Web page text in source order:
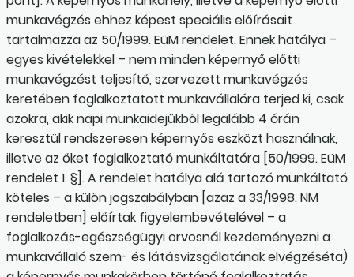
munkavégzés ehhez képest speciális előírásait
tartalmazza az 50/1999. EüM rendelet. Ennek hatálya –
egyes kivételekkel – nem minden képernyő előtti
munkavégzést teljesítő, szervezett munkavégzés
keretében foglalkoztatott munkavállalóra terjed ki, csak
azokra, akik napi munkaidejükből legalább 4 órán
keresztül rendszeresen képernyős eszközt használnak,
illetve az őket foglalkoztató munkáltatóra [50/1999. EüM
rendelet 1. §]. A rendelet hatálya alá tartozó munkáltató
köteles – a külön jogszabályban [azaz a 33/1998. NM
rendeletben] előírtak figyelembevételével – a
foglalkozás-egészségügyi orvosnál kezdeményezni a
munkavállaló szem- és látásvizsgálatának elvégzéséta)